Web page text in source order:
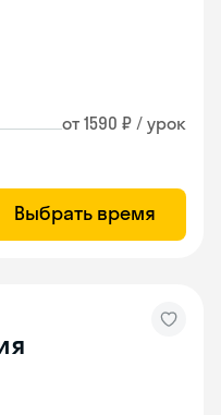
от 1590 ₽ / урок
Выбрать время